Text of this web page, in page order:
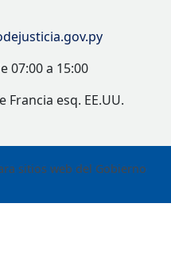
07:00 a 15:00
Francia esq. EE.UU.
sitios web del Gobierno